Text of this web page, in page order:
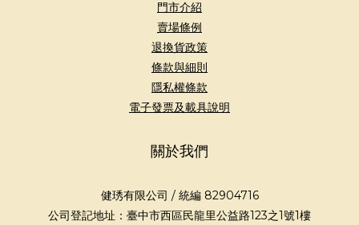
門市介紹
賣場條例
退換貨政策
條款與細則
隱私權條款
電子發票及載具說明
關於我們
健琇有限公司 / 統編 82904716
公司登記地址：臺中市西區民龍里公益路123之1號1樓